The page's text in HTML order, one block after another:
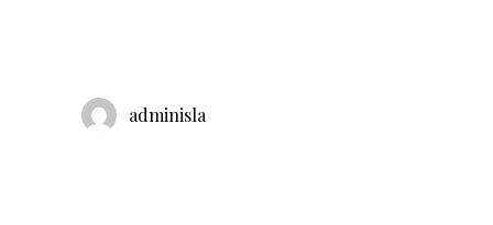
adminisla